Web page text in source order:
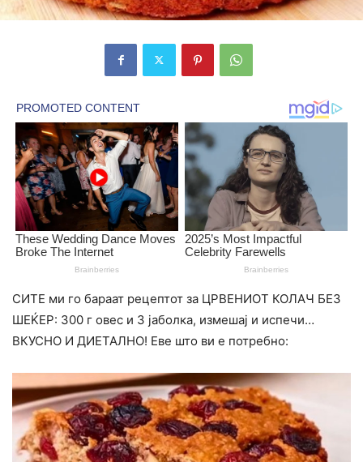
СИТЕ ми го бараат рецептот за ЦРВЕНИОТ КОЛАЧ БЕЗ
ШЕЌЕР: 300 г овес и 3 јаболка, измешај и испечи…
ВКУСНО И ДИЕТАЛНO! Еве што ви е потребно: